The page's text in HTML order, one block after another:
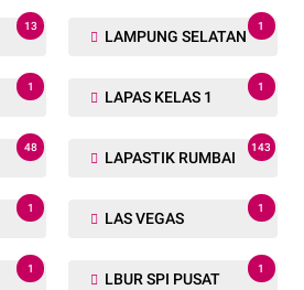
13
LAMPUNG SELATAN
1
1
LAPAS KELAS 1
1
48
LAPASTIK RUMBAI
143
1
LAS VEGAS
1
1
LBUR SPI PUSAT
1